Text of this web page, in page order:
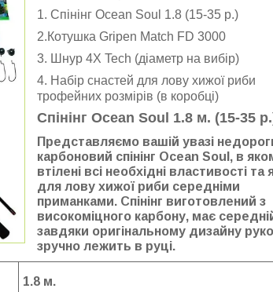
1. Спінінг Ocean Soul 1.8 (15-35 р.)
2.Котушка Gripen Match FD 3000
3. Шнур 4X Tech (діаметр на вибір)
4. Набір снастей для лову хижої риби
трофейних розмірів (в коробці)
Спінінг Ocean Soul 1.8 м. (15-35
Представляємо вашій увазі
карбоновий спінінг Ocean Soul, в
втілені всі необхідні властивості та
для лову хижої риби середніми
приманками. Спінінг виготовлений з
високоміцного карбону, має
завдяки оригінальному дизайну
зручно лежить в руці.
1.8 м.